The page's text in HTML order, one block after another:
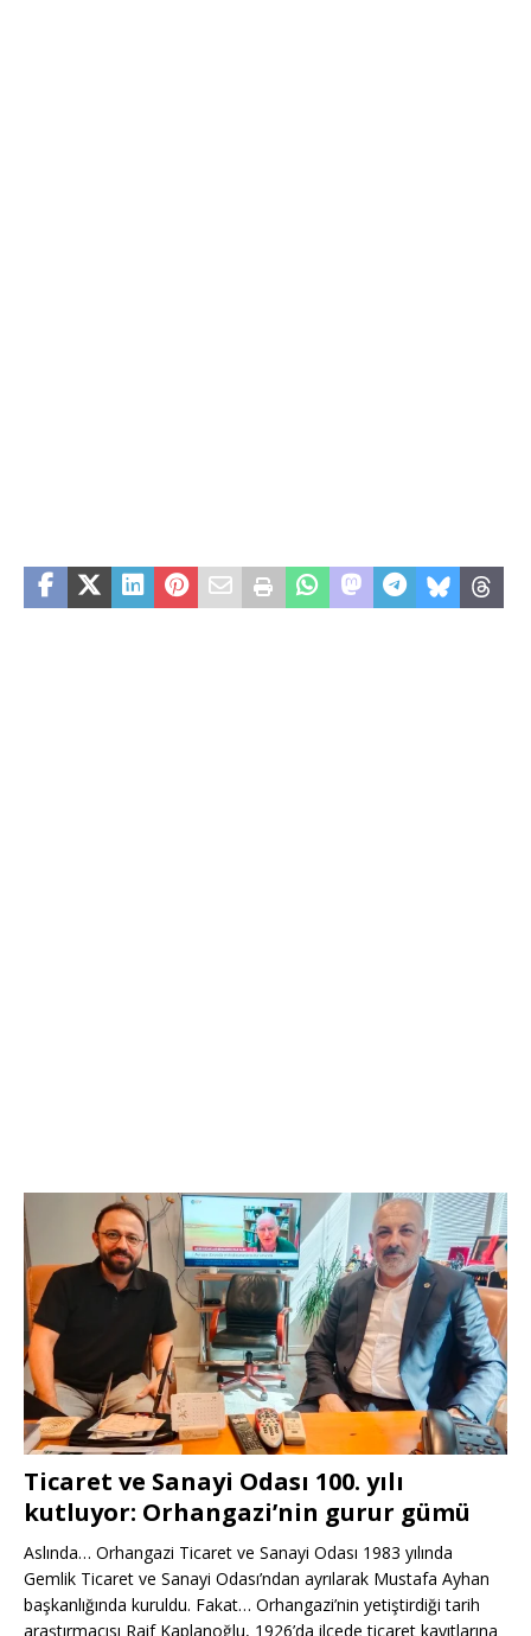
Ticaret ve Sanayi Odası 100. yılı
kutluyor: Orhangazi’nin gurur gümü
Aslında… Orhangazi Ticaret ve Sanayi Odası 1983 yılında
Gemlik Ticaret ve Sanayi Odası’ndan ayrılarak Mustafa Ayhan
başkanlığında kuruldu. Fakat… Orhangazi’nin yetiştirdiği tarih
araştırmacısı Raif Kaplanoğlu, 1926’da ilçede ticaret kayıtlarına